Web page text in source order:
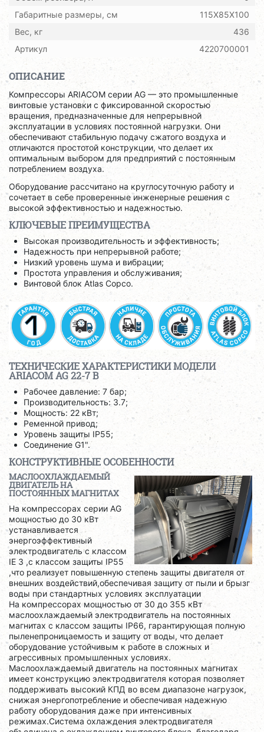
Габаритные размеры, см
115X85X100
Вес, кг
436
Артикул
4220700001
ОПИСАНИЕ
Компрессоры ARIACOM серии AG — это промышленные
винтовые установки с фиксированной скоростью
вращения, предназначенные для непрерывной
эксплуатации в условиях постоянной нагрузки. Они
обеспечивают стабильную подачу сжатого воздуха и
отличаются простотой конструкции, что делает их
оптимальным выбором для предприятий с постоянным
потреблением воздуха.
Оборудование рассчитано на круглосуточную работу и
сочетает в себе проверенные инженерные решения с
высокой эффективностью и надежностью.
КЛЮЧЕВЫЕ ПРЕИМУЩЕСТВА
Высокая производительность и эффективность;
Надежность при непрерывной работе;
Низкий уровень шума и вибрации;
Простота управления и обслуживания;
Винтовой блок Atlas Copco.
ТЕХНИЧЕСКИЕ ХАРАКТЕРИСТИКИ МОДЕЛИ
ARIACOM AG 22-7 B
Рабочее давление: 7 бар;
Производительность: 3.7;
Мощность: 22 кВт;
Ременной привод;
Уровень защиты IP55;
Соединение G1".
КОНСТРУКТИВНЫЕ ОСОБЕННОСТИ
МАСЛООХЛАЖДАЕМЫЙ
ДВИГАТЕЛЬ НА
ПОСТОЯННЫХ МАГНИТАХ
На компрессорах серии AG
мощностью до 30 кВт
устанавливается
энергоэффективный
электродвигатель с классом
IE 3 ,с классом защиты IP55
,что реализует повышенную степень защиты двигателя от
внешних воздействий,обеспечивая защиту от пыли и брызг
воды при стандартных условиях эксплуатации
На компрессорах мощностью от 30 до 355 кВт
маслоохлаждаемый электродвигатель на постоянных
магнитах с классом защиты IP66, гарантирующая полную
пыленепроницаемость и защиту от воды, что делает
оборудование устойчивым к работе в сложных и
агрессивных промышленных условиях.
Маслоохлаждаемый двигатель на постоянных магнитах
имеет конструкцию электродвигателя которая позволяет
поддерживать высокий КПД во всем диапазоне нагрузок,
снижая энергопотребление и обеспечивая надежную
работу оборудования даже при интенсивных
режимах.Система охлаждения электродвигателя